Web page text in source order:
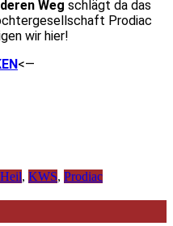
Weg schlägt da das
Prodiac
wir hier!
<—
, KWS, Prodiac